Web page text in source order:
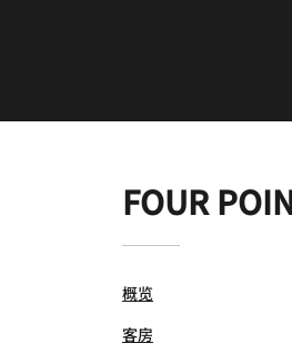
FOUR
概览
客房